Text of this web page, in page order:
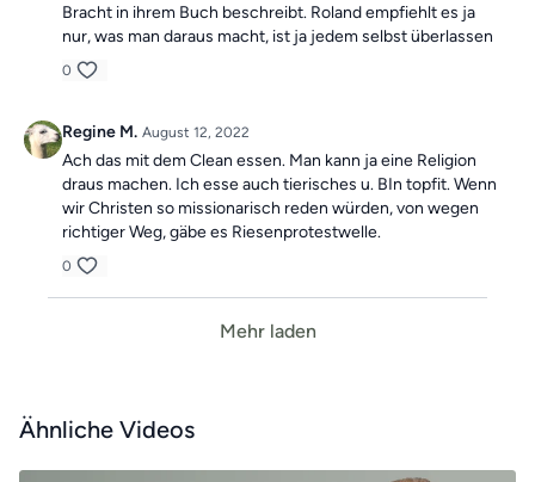
Bracht in ihrem Buch beschreibt. Roland empfiehlt es ja
nur, was man daraus macht, ist ja jedem selbst überlassen
0
Regine M. August 12, 2022
Ach das mit dem Clean essen. Man kann ja eine Religion
draus machen. Ich esse auch tierisches u. BIn topfit. Wenn
wir Christen so missionarisch reden würden, von wegen
richtiger Weg, gäbe es Riesenprotestwelle.
0
Mehr laden
Ähnliche Videos